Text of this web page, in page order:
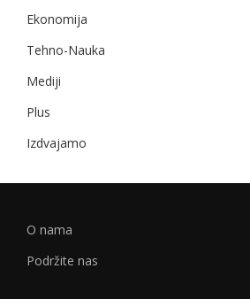
Ekonomija
Tehno-Nauka
Mediji
Plus
Izdvajamo
O nama
Podržite nas